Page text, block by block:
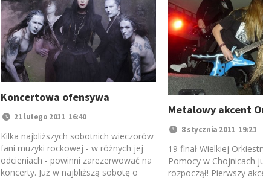
Koncertowa ofensywa
21 lutego 2011 16:40
Kilka najbliższych sobotnich wieczorów
fani muzyki rockowej - w różnych jej
odcieniach - powinni zarezerwować na
koncerty. Już w najbliższą sobotę o
Metalowy akcent
8 stycznia 2011 19:21
19 finał Wielkiej
Pomocy w Chojnicach
rozpoczął! Pierwszy